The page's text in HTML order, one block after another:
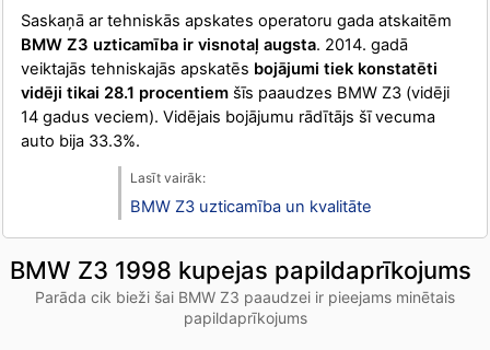
Saskaņā ar tehniskās apskates operatoru gada atskaitēm
BMW Z3 uzticamība ir visnotaļ augsta. 2014. gadā
veiktajās tehniskajās apskatēs bojājumi tiek konstatēti
vidēji tikai 28.1 procentiem šīs paaudzes BMW Z3 (vidēji
14 gadus veciem). Vidējais bojājumu rādītājs šī vecuma
auto bija 33.3%.
BMW Z3 uzticamība un kvalitāte
BMW Z3 1998 kupejas papildaprīkojums
Parāda cik bieži šai BMW Z3 paaudzei ir pieejams minētais
papildaprīkojums